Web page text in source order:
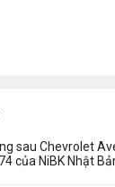
sau Chevrolet
của NiBK Nhật